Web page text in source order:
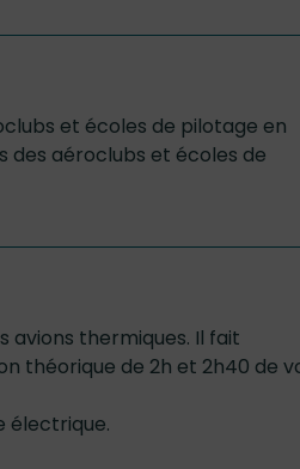
et écoles de pilotage en
des aéroclubs et écoles de
avions thermiques. Il fait
théorique de 2h et 2h40 de
électrique.